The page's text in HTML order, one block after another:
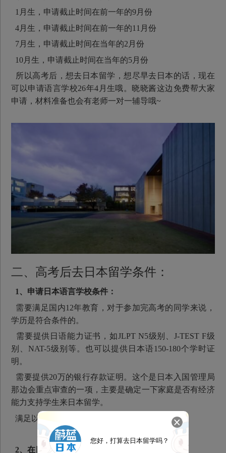
1月生，申请截止时间在前一年的9月份
4月生，申请截止时间在前一年的11月份
7月生，申请截止时间在当年的2月份
10月生，申请截止时间在当年的5月份
所以高考后，想去日本留学，想尽早去日本的话，现在
可以申请语言学校26年4月生哦。晓晓酱这边免费帮大家
申请，材料准备也会有老师一对一辅导哦~
二、高考后去日本留学条件：
1、申请日本语言学校条件：
需要满足国内12年教育，对于参加完高考的同学来说，
学历是符合条件的。
需要提供日语能力证书，如JLPT N5级别、J-TEST F级
别、NAT-5级别等。也可以提供日本语150-180个学时证
明。
需要提供20万的银行存款证明。这个是日本入国管理局
那边会重点审查的一项，主要是确定一下家庭是否有经济
能力支持学生来日本留学。
满足以上三个条件，就可以申请语言学校啦~
2、在日本考大学条件：
您好，打算去日本留学吗？